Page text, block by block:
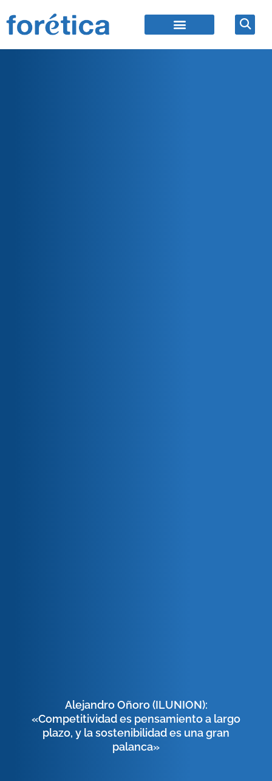
Alejandro Oñoro (ILUNION):
«Competitividad es pensamiento a largo
plazo, y la sostenibilidad es una gran
palanca»